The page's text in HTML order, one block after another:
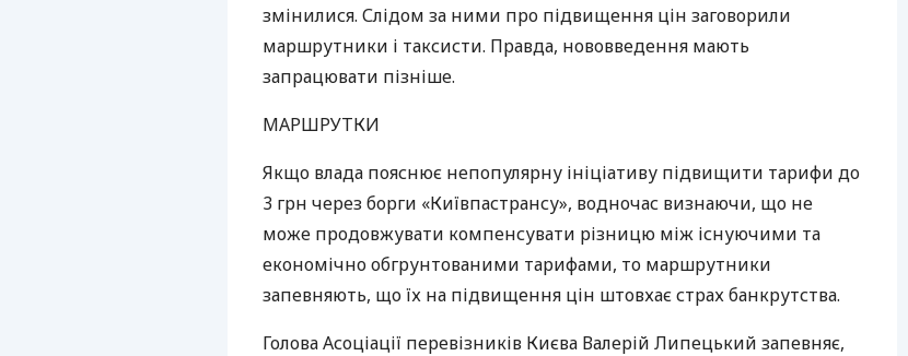
КАРТОК
ПУТІВНИКИ ПО
БАНКІВСЬКИХ КАРТКАХ
змінилися. Слідом за ними про підвищення цін заговорили
маршрутники і таксисти. Правда, нововведення мають
запрацювати пізніше.
МАРШРУТКИ
Якщо влада пояснює непопулярну ініціативу підвищити тарифи до
3 грн через борги «Київпастрансу», водночас визнаючи, що не
може продовжувати компенсувати різницю між існуючими та
економічно обгрунтованими тарифами, то маршрутники
запевняють, що їх на підвищення цін штовхає страх банкрутства.
Голова Асоціації перевізників Києва Валерій Липецький запевняє,